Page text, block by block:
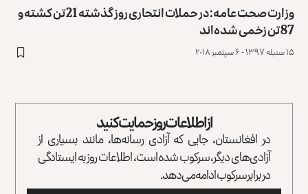
وزارت صحت عامه: در حملات انتحاری روز گذشته 21 تن کشته و
87 تن زخمی شده‌اند
۱۵ سنبله ۱۳۹۷ - ۶ سپتمبر ۲۰۱۸
از اطلاعات روز حمایت کنید
در افغانستان، جایی که آزادی رسانه‌ها، مانند بسیاری از
آزادی‌های دیگر، سرکوب شده است، اطلاعات روز به ایستادگی
در برابر سرکوب ادامه می‌دهد.